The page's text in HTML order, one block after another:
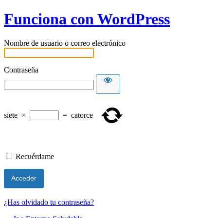
Funciona con WordPress
Nombre de usuario o correo electrónico
Contraseña
siete × = catorce
Recuérdame
¿Has olvidado tu contraseña?